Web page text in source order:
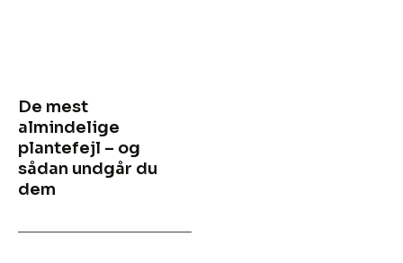
De mest
almindelige
plantefejl – og
sådan undgår du
dem